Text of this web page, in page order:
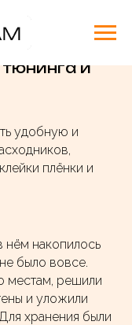
переезда Уфа
и
удобную и
плёнки и
нём накопилось
было вовсе.
местам, решили
и уложили
хранения были